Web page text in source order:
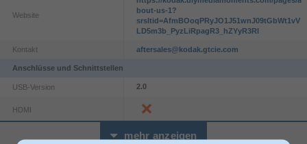
Website
bout-us-1?
srsltid=AfmBOoqPRyJO1J51wnJ09tGbWt1vV
LD5m3b_PyzLiRpagR3_hZYyR3RI
Kontakt aftersales@kodak.gtcie.com
Anschlüsse und Schnittstellen
USB-Version 2.0
HDMI
mehr anzeigen